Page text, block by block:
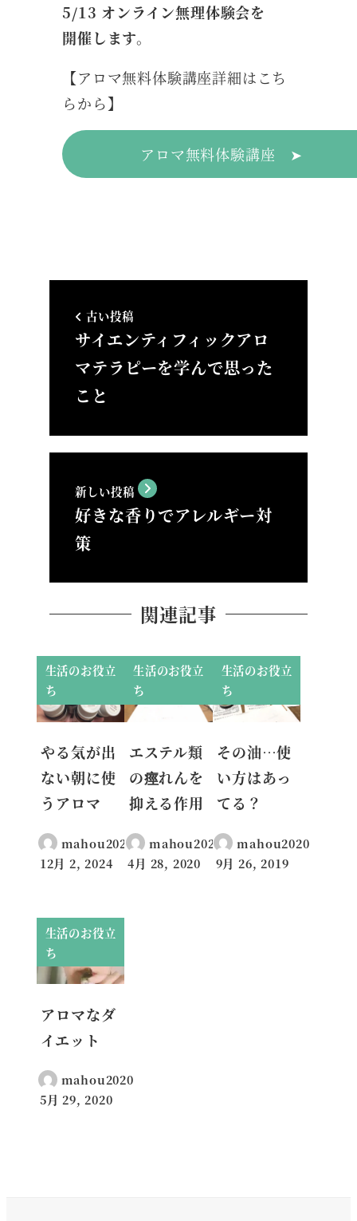
5/13 オンライン無理体験会を
開催します。
【アロマ無料体験講座詳細はこち
らから】
アロマ無料体験講座 ➤
古い投稿
サイエンティフィックアロ
マテラピーを学んで思った
こと
新しい投稿
好きな香りでアレルギー対
策
関連記事
生活のお役立
ち
やる気が出
ない朝に使
うアロマ
mahou2020
投稿日
12月 2, 2024
生活のお役立
ち
エステル類
の痙れんを
抑える作用
mahou2020
投稿日
4月 28, 2020
生活のお役立
ち
その油…使
い方はあっ
てる？
mahou2020
投稿日
9月 26, 2019
生活のお役立
ち
アロマなダ
イエット
mahou2020
投稿日
5月 29, 2020